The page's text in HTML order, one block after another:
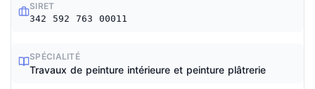
SIRET
342 592 763 00011
SPÉCIALITÉ
Travaux de peinture intérieure et peinture plâtrerie